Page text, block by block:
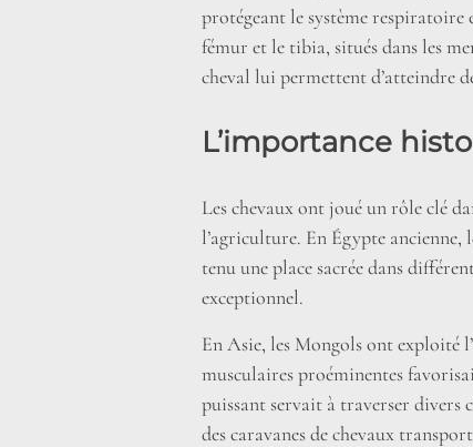
protégeant le système respiratoire
fémur et le tibia, situés dans les
cheval lui permettent d’atteindre
L’importance
Les chevaux ont joué un rôle clé
l’agriculture. En Égypte
tenu une place sacrée dans
exceptionnel.
En Asie, les Mongols ont exploité
musculaires proéminentes
puissant servait à traverser divers
des caravanes de chevaux